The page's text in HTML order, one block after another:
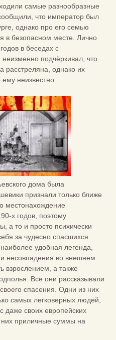
самые разнообразные
что император был
однако про его семью
в безопасном месте. Лично
в беседах с
подчёркивал, что
расстреляна, однако их
неизвестно.
дома была
признали только ближе
местонахождение
х годов, поэтому
а то и просто психически
за чудесно спасшихся
удобная легенда,
несовпадения во внешнем
взрослением, а также
Все они рассказывали
спасения. Одни из них
самых легковерных людей,
даже своих европейских
них приличные суммы на